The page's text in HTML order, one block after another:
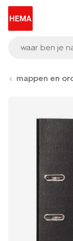
waar ben je
mappen en